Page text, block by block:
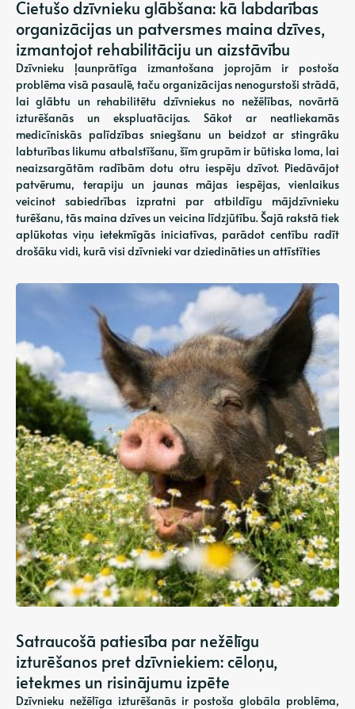
Cietušo dzīvnieku glābšana: kā labdarības
organizācijas un patversmes maina dzīves,
izmantojot rehabilitāciju un aizstāvību
Dzīvnieku ļaunprātīga izmantošana joprojām ir postoša
problēma visā pasaulē, taču organizācijas nenogurstoši strādā,
lai glābtu un rehabilitētu dzīvniekus no nežēlības, novārtā
izturēšanās un ekspluatācijas. Sākot ar neatliekamās
medicīniskās palīdzības sniegšanu un beidzot ar stingrāku
labturības likumu atbalstīšanu, šīm grupām ir būtiska loma, lai
neaizsargātām radībām dotu otru iespēju dzīvot. Piedāvājot
patvērumu, terapiju un jaunas mājas iespējas, vienlaikus
veicinot sabiedrības izpratni par atbildīgu mājdzīvnieku
turēšanu, tās maina dzīves un veicina līdzjūtību. Šajā rakstā tiek
aplūkotas viņu ietekmīgās iniciatīvas, parādot centību radīt
drošāku vidi, kurā visi dzīvnieki var dziedināties un attīstīties
Satraucošā patiesība par nežēlīgu
izturēšanos pret dzīvniekiem: cēloņu,
ietekmes un risinājumu izpēte
Dzīvnieku nežēlīga izturēšanās ir postoša globāla problēma,